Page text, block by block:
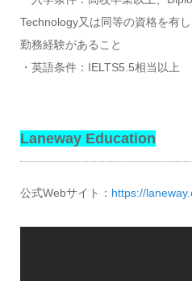
Technology又は同等の資格を有
勤務経験があること
・英語条件：IELTS5.5相当以上
Laneway Education
公式Webサイト： https://